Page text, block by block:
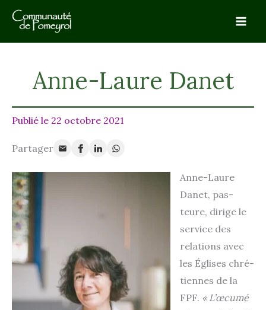
Aller
contenu
Anne-Laure Danet
22 octobre 2021
Anne-Laure
Danet, pas­
teure, dirige le
ser­vice des
rela­tions avec
les Églises chré­
tiennes de la
FPF. « L’œcumé